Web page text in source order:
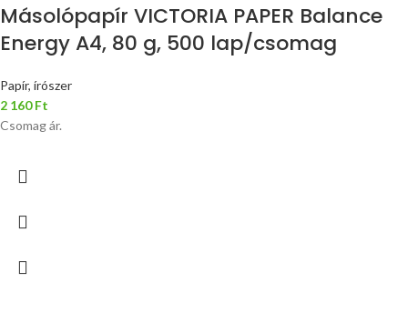
Másolópapír VICTORIA PAPER Balance
Energy A4, 80 g, 500 lap/csomag
Papír, írószer
2 160Ft
Csomag ár.